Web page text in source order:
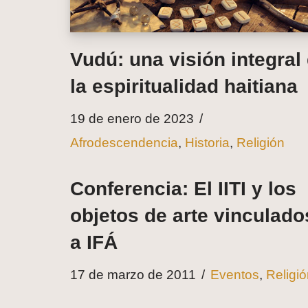
Vudú: una visión integral
la espiritualidad haitiana
19 de enero de 2023
Afrodescendencia, Historia, Religión
Conferencia: El IITI y los
objetos de arte
a IFÁ
17 de marzo de 2011 Eventos,